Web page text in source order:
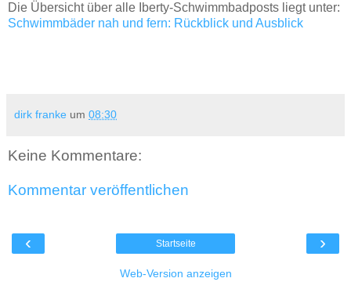
Die Übersicht über alle Iberty-Schwimmbadposts liegt unter:
Schwimmbäder nah und fern: Rückblick und Ausblick
dirk franke um 08:30
Keine Kommentare:
Kommentar veröffentlichen
‹ ›
Startseite
Web-Version anzeigen